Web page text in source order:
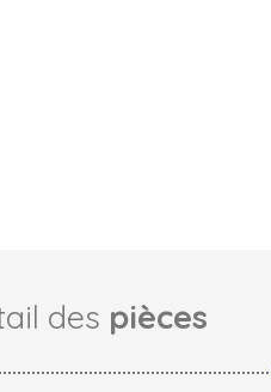
des pièces